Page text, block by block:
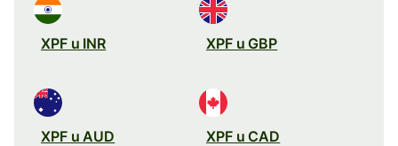
XPF u INR XPF u GBP
XPF u AUD XPF u CAD